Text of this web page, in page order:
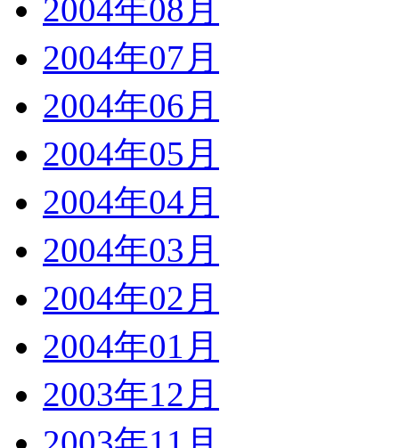
2004年08月
2004年07月
2004年06月
2004年05月
2004年04月
2004年03月
2004年02月
2004年01月
2003年12月